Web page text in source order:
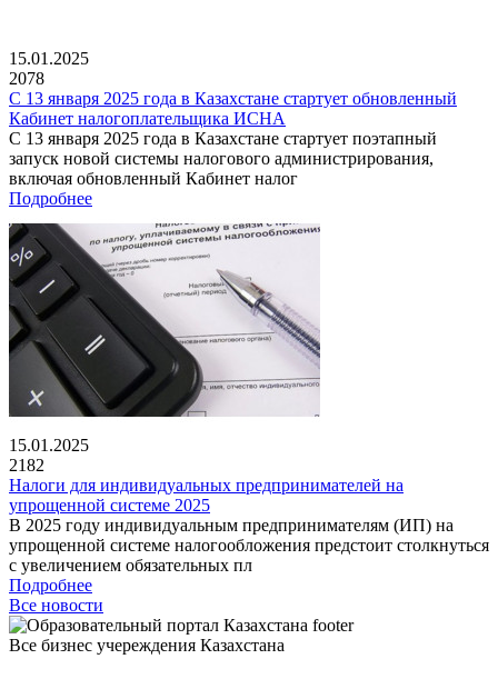
15.01.2025
2078
С 13 января 2025 года в Казахстане стартует обновленный
Кабинет налогоплательщика ИСНА
С 13 января 2025 года в Казахстане стартует поэтапный
запуск новой системы налогового администрирования,
включая обновленный Кабинет налог
Подробнее
15.01.2025
2182
Налоги для индивидуальных предпринимателей на
упрощенной системе 2025
В 2025 году индивидуальным предпринимателям (ИП) на
упрощенной системе налогообложения предстоит столкнуться
с увеличением обязательных пл
Подробнее
Все новости
Все бизнес учереждения Казахстана